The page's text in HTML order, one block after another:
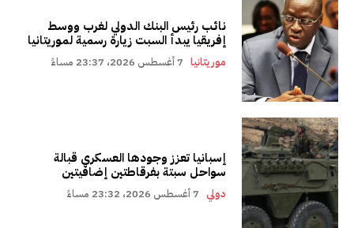
نائب رئيس البنك الدولي لغرب ووسط
إفريقيا يبدأ السبت زيارة رسمية لموريتانيا
موريتانيا 7 أغسطس 2026، 23:37 مساءً
إسبانيا تعزز وجودها العسكري قبالة
سواحل سبتة بفرقاطتين إضافيتين
دولي 7 أغسطس 2026، 23:32 مساءً